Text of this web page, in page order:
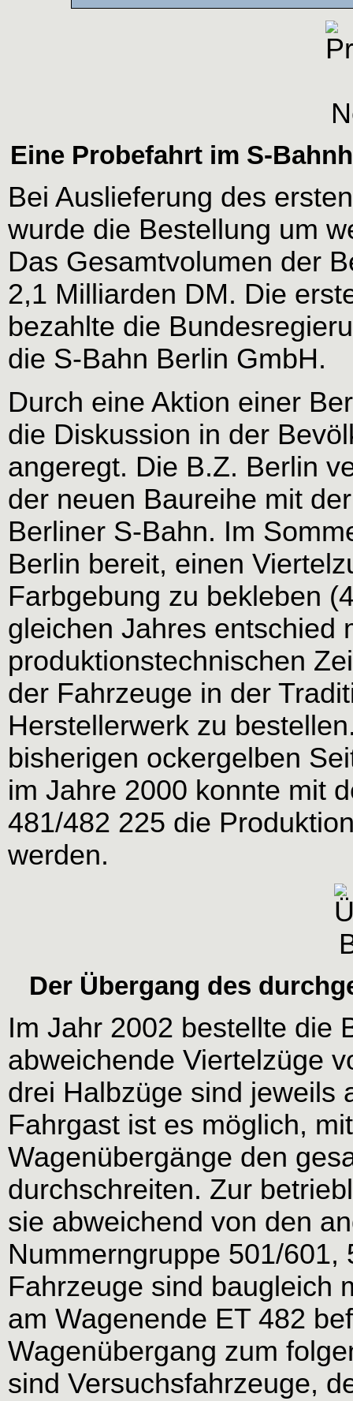
Eine Probefahrt im S-
Bei Auslieferung des
wurde die Bestellung um
Das Gesamtvolumen der
2,1 Milliarden DM. Die
bezahlte die
die S-Bahn Berlin GmbH.
Durch eine Aktion einer
die Diskussion in der
angeregt. Die B.Z. Berlin
der neuen Baureihe mit
Berliner S-Bahn. Im
Berlin bereit, einen
Farbgebung zu bekleben
gleichen Jahres entschied
produktionstechnischen
der Fahrzeuge in der
Herstellerwerk zu
bisherigen ockergelben
im Jahre 2000 konnte mit
481/482 225 die
werden.
Der Übergang des
Im Jahr 2002 bestellte die
abweichende Viertelzüge
drei Halbzüge sind jeweils
Fahrgast ist es möglich,
Wagenübergänge den
durchschreiten. Zur
sie abweichend von den
Nummerngruppe 501/
Fahrzeuge sind baugleich
am Wagenende ET 482
Wagenübergang zum
sind Versuchsfahrzeuge,